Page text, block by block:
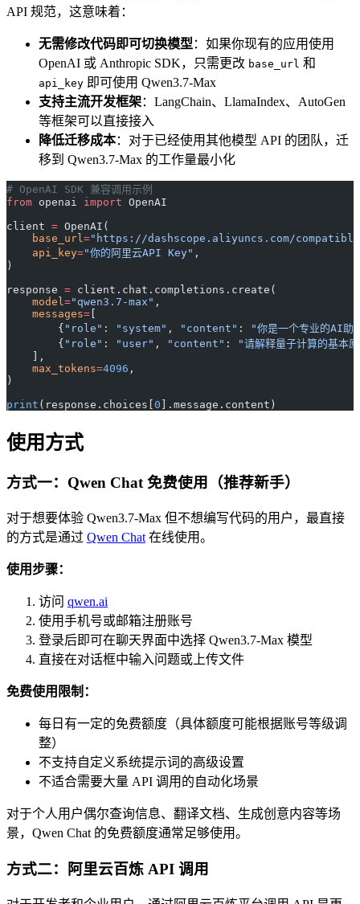
API 规范，这意味着：
无需修改代码即可切换模型 ：如果你现有的应用使用
OpenAI 或 Anthropic SDK，只需更改 base_url 和
api_key 即可使用 Qwen3.7-Max
支持主流开发框架：LangChain、LlamaIndex、AutoGen
等框架可以直接接入
降低迁移成本：对于已经使用其他模型 API 的团队，迁
移到 Qwen3.7-Max 的工作量最小化
# OpenAI SDK 兼容调用示例
from openai import OpenAI
client = OpenAI(
    base_url
="https://dashscope.aliyuncs.com/
    api_key
="你的阿里云API Key" ,
)
response = client.chat.completions.create(
    model
="qwen3.7-max" ,
    messages
= [
        {
"role" : "system" , "content" :
"你是一个专业的AI助
        {
"role" : "user" , "content" :
"请解释量子计算的基本
    ],
    max_tokens
=4096 ,
)
print (response.choices[0 ].message.content)
使用方式
方式一：Qwen Chat 免费使用（推荐新手）
对于想要体验 Qwen3.7-Max 但不想编写代码的用户，最直接
的方式是通过 Qwen Chat 在线使用。
使用步骤：
访问 qwen.ai
使用手机号或邮箱注册账号
登录后即可在聊天界面中选择 Qwen3.7-Max 模型
直接在对话框中输入问题或上传文件
免费使用限制：
每日有一定的免费额度（具体额度可能根据账号等级调
整）
不支持自定义系统提示词的高级设置
不适合需要大量 API 调用的自动化场景
对于个人用户偶尔查询信息、翻译文档、生成创意内容等场
景，Qwen Chat 的免费额度通常足够使用。
方式二：阿里云百炼 API 调用